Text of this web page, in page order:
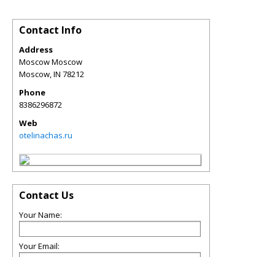
Contact Info
Address
Moscow Moscow
Moscow,IN 78212
Phone
8386296872
Web
otelinachas.ru
Contact Us
Your Name:
Your Email: